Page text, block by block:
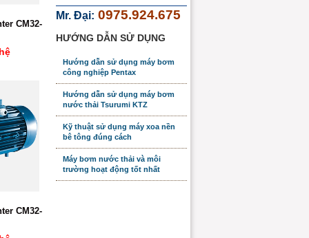
CM32-
CM32-
Mr. Đại: 0975.924.675
HƯỚNG DẪN SỬ DỤNG
Hướng dẫn sử dụng máy bơm
công nghiệp Pentax
Hướng dẫn sử dụng máy bơm
nước thải Tsurumi KTZ
Kỹ thuật sử dụng máy xoa nền
bê tông đúng cách
Máy bơm nước thải và môi
trường hoạt động tốt nhất